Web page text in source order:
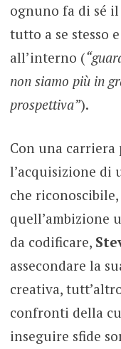
ognuno fa di sé
tutto a se stesso
all’interno (
non siamo più in
prospettiva”).
Con una
l’acquisizione di
che
quell’ambizione
da codificare,
assecondare la
creativa,
confronti della
inseguire sfide